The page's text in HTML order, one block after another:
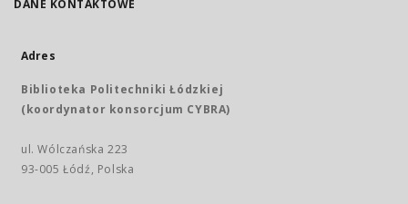
DANE KONTAKTOWE
Adres
Biblioteka Politechniki Łódzkiej
(koordynator konsorcjum CYBRA)
ul. Wólczańska 223
93-005 Łódź, Polska